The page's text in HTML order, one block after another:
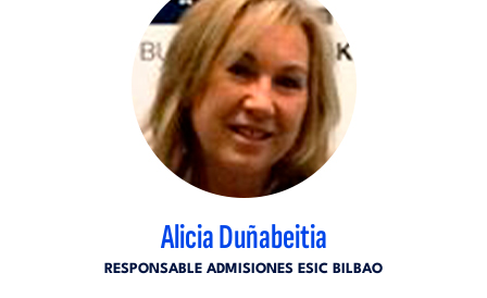
Alicia Duñabeitia
RESPONSABLE ADMISIONES ESIC BILBAO